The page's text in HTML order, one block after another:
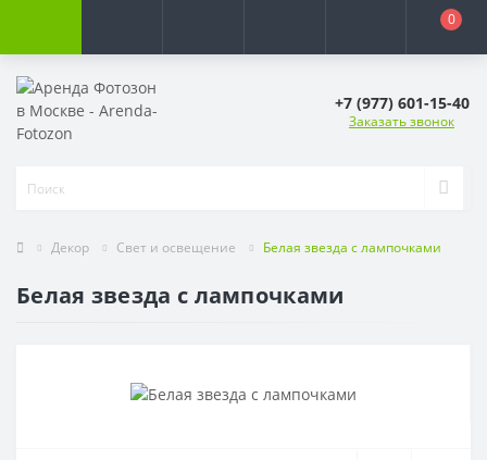
0
+7 (977) 601-15-40
Заказать звонок
Декор Свет и освещение Белая звезда с лампочками
Белая звезда с лампочками